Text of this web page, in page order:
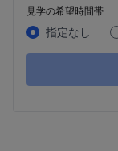
見学の希望時間帯
指定なし